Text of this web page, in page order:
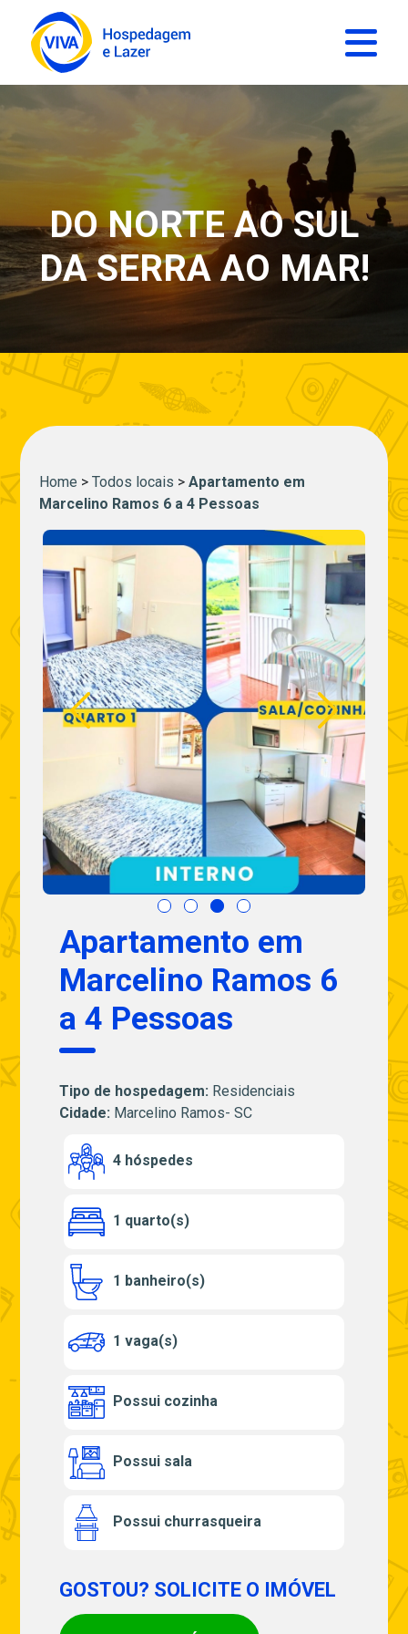
DO NORTE AO SUL
DA SERRA AO MAR!
Home > Todos locais > Apartamento em
Marcelino Ramos 6 a 4 Pessoas
Apartamento em
Marcelino Ramos 6
a 4 Pessoas
Tipo de hospedagem: Residenciais
Cidade: Marcelino Ramos- SC
4 hóspedes
1 quarto(s)
1 banheiro(s)
1 vaga(s)
Possui cozinha
Possui sala
Possui churrasqueira
GOSTOU? SOLICITE O IMÓVEL